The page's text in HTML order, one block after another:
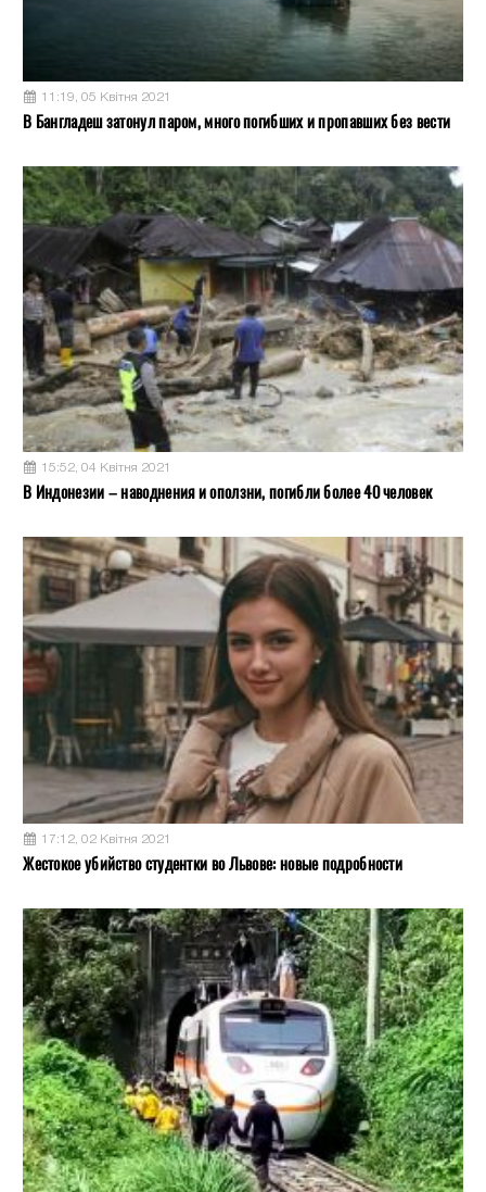
11:19, 05 Квітня 2021
В Бангладеш затонул паром, много погибших и пропавших без вести
15:52, 04 Квітня 2021
В Индонезии – наводнения и оползни, погибли более 40 человек
17:12, 02 Квітня 2021
Жестокое убийство студентки во Львове: новые подробности